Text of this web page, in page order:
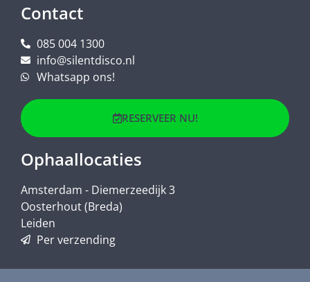
Contact
085 004 1300
info@silentdisco.nl
Whatsapp ons!
RESERVEER NU!
Ophaallocaties
Amsterdam - Diemerzeedijk 3
Oosterhout (Breda)
Leiden
Per verzending